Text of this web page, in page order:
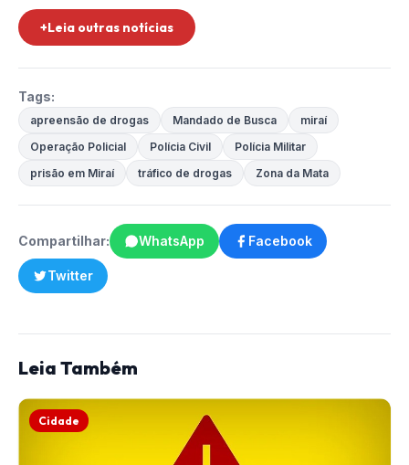
+Leia outras notícias
Tags:
apreensão de drogas Mandado de Busca
miraí
Operação Policial
Polícia Civil
Polícia Militar
prisão em Miraí
tráfico de drogas Zona da Mata
Compartilhar: WhatsApp Facebook
Twitter
Leia Também
Cidade